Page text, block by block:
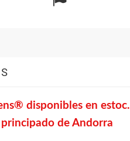
disponibles en estoc.
de Andorra